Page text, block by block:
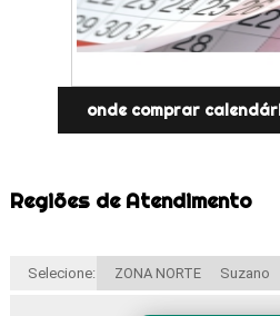
onde comprar
Regiões de Atendimento
Selecione: ZONA NORTE Suzano